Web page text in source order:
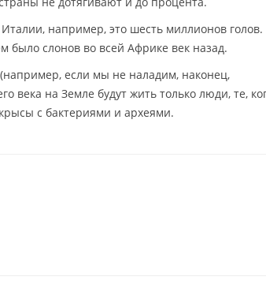
например, это шесть миллионов голов.
слонов во всей Африке век назад.
если мы не наладим, наконец,
века на Земле будут жить только люди, те,
с бактериями и археями.